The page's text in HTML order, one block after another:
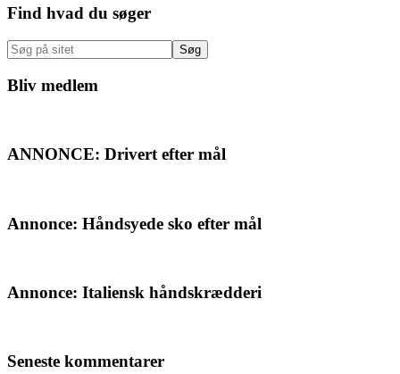
Primær
Sidebar
Find hvad du søger
Søg
på
sitet
Bliv medlem
ANNONCE: Drivert efter mål
Annonce: Håndsyede sko efter mål
Annonce: Italiensk håndskrædderi
Seneste kommentarer